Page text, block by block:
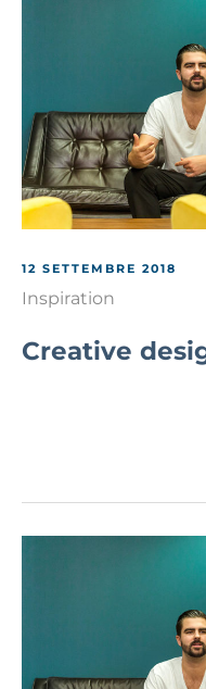
12 SETTEMBRE 2018
Inspiration
Creative